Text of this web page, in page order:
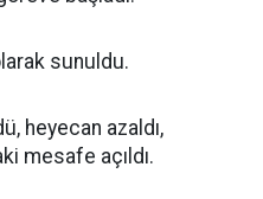
sunuldu.
heyecan azaldı,
mesafe açıldı.